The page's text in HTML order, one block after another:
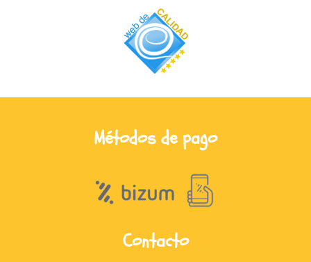
Métodos de pago
Contacto